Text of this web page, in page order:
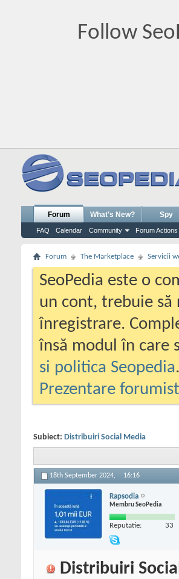
Follow
Forum
FAQ Calendar Community Forum Actions
What's New? Spy
Forum The Marketplace Servicii
SeoPedia este o
un cont, trebuie
înregistrare.
însă modul în care
si politica Seopedia
Prezentare
Subiect: Distribuiri Social Media
18th September 2024, 16:16
Rapsodia
Membru SeoPedia
Reputatie: 33
Distribuiri